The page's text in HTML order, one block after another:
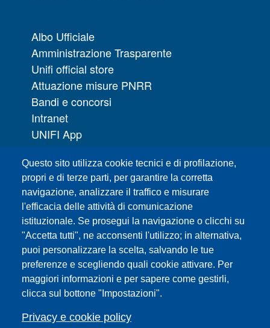
Questo sito utilizza cookie tecnici e di profilazione,
propri e di terze parti, per garantire la corretta
navigazione, analizzare il traffico e misurare
l'efficacia delle attività di comunicazione
istituzionale. Se prosegui la navigazione o clicchi su
"Accetta tutti", ne acconsenti l'utilizzo; in alternativa,
puoi personalizzare la scelta, salvando le tue
preferenze e scegliendo quali cookie attivare. Per
maggiori informazioni e per sapere come gestirli,
clicca sul bottone "Impostazioni".
Privacy e cookie policy
Albo Ufficiale
Amministrazione Trasparente
Unifi official store
Attuazione misure PNRR
Bandi e concorsi
Intranet
UNIFI App
URP | Ufficio Relazioni con il Pubblico
Sedi
Mappa del sito
Webmaster e redazione web
Elenco dei siti tematici
Accessibilità
Feed RSS
Note legali del sito
Privacy policy